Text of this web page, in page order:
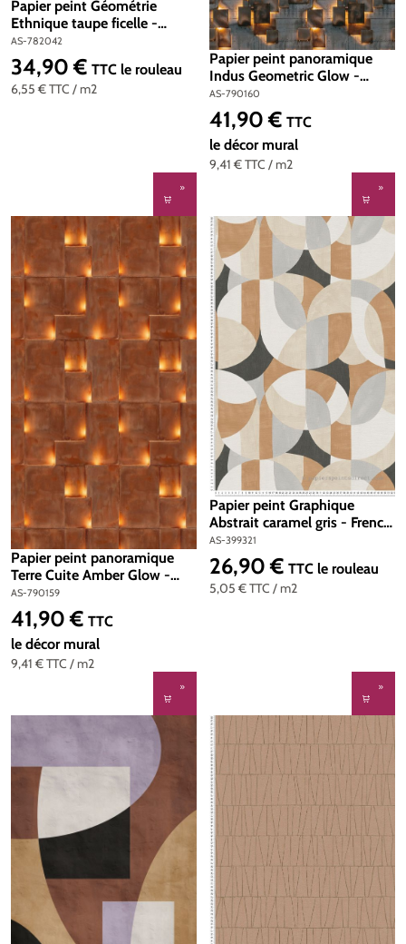
Papier peint Géométrie
Ethnique taupe ficelle -
Metropolitan Stories 4 Hot
Spots d'A.S. Création | Réf.
AS-782042
AS-782042
6,55 €TTC / m2
Prix régulier :
34,90 € TTC le rouleau
Papier peint panoramique
Indus Geometric Glow -
Metropolitan Stories 4 Hot
Spots d'A.S. Création | Réf.
AS-790160
AS-790160
9,41 €TTC / m2
Prix régulier :
41,90 € TTC
le décor mural
Papier peint panoramique
Terre Cuite Amber Glow -
Metropolitan Stories 4 Hot
Spots d'A.S. Création | Réf.
AS-790159
AS-790159
9,41 €TTC / m2
Prix régulier :
41,90 € TTC
le décor mural
Papier peint Graphique
Abstrait caramel gris - French
Affair d'A.S. Création | Réf.
AS-399321
AS-399321
5,05 €TTC / m2
Prix régulier :
26,90 € TTC le rouleau